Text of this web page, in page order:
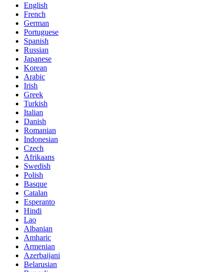
English
French
German
Portuguese
Spanish
Russian
Japanese
Korean
Arabic
Irish
Greek
Turkish
Italian
Danish
Romanian
Indonesian
Czech
Afrikaans
Swedish
Polish
Basque
Catalan
Esperanto
Hindi
Lao
Albanian
Amharic
Armenian
Azerbaijani
Belarusian